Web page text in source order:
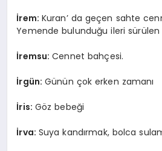
İrem: Kuran’ da geçen sahte
Yemende bulunduğu ileri
İremsu:Cennet bahçesi.
İrgün:Günün çok erken zamanı
İris: Göz bebeği
İrva: Suya kandırmak, bolca